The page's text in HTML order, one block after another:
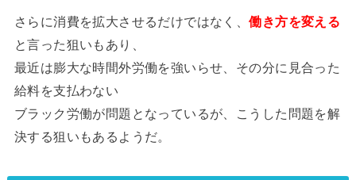
さらに消費を拡大させるだけではなく、働き方を変える
と言った狙いもあり、
最近は膨大な時間外労働を強いらせ、その分に見合った
給料を支払わない
ブラック労働が問題となっているが、こうした問題を解
決する狙いもあるようだ。